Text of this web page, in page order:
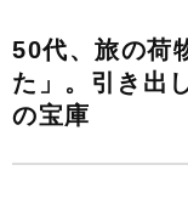
50代、旅の荷
た」。引き出
の宝庫